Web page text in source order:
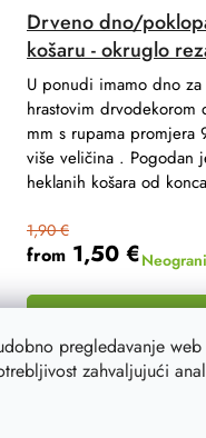
pregledavanje
zahvaljujući
Drveno dno/
košaru - okruglo
from 1,50 €
1,90 €
U ponudi imamo dno za
hrastovim drvodekorom
mm s rupama promjera
više veličina . Pogodan
heklanih košara od